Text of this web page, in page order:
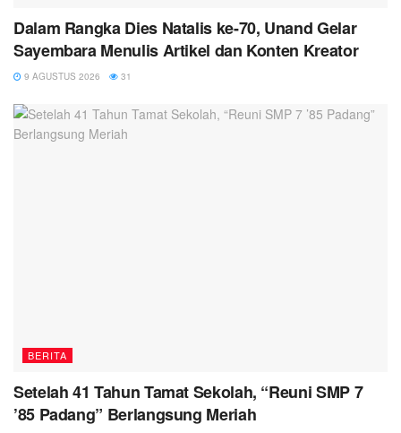
Dalam Rangka Dies Natalis ke-70, Unand Gelar
Sayembara Menulis Artikel dan Konten Kreator
9 AGUSTUS 2026 31
BERITA
Setelah 41 Tahun Tamat Sekolah, “Reuni SMP 7
’85 Padang” Berlangsung Meriah